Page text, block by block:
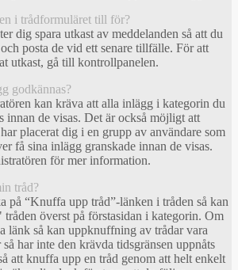
i trådformuläret till för?
dig spara utkast av meddelanden så att du
posta de vid ett senare tillfälle. För att
utkast, gå till kontrollpanelen.
godkännas?
kan kräva att alla inlägg i kategorin du
innan de visas. Det är också möjligt att
placerat dig i en grupp av användare som
få sina inlägg granskade innan de visas.
för mer information.
tråd?
på “Knuffa upp tråd”-länken i tråden så kan
överst på förstasidan i kategorin. Om
länk så kan uppknuffning av trådar vara
har inte den krävda tidsgränsen uppnåts
att knuffa upp en tråd genom att helt enkelt